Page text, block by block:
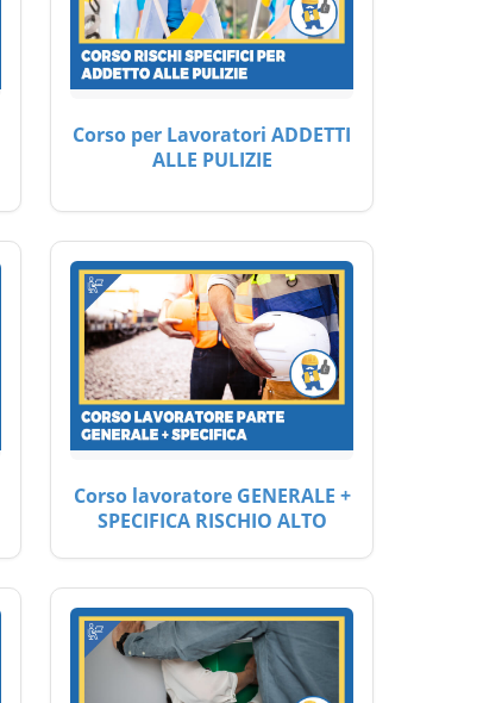
Corso per Lavoratori ADDETTI
ALLE PULIZIE
Corso lavoratore GENERALE +
SPECIFICA RISCHIO ALTO